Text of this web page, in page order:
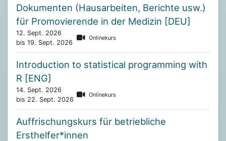
Dokumenten (Hausarbeiten, Berichte usw.)
für Promovierende in der Medizin [DEU]
12. Sept. 2026
bis 19. Sept. 2026
Onlinekurs
Introduction to statistical programming with
R [ENG]
14. Sept. 2026
bis 22. Sept. 2026
Onlinekurs
Auffrischungskurs für betriebliche
Ersthelfer*innen